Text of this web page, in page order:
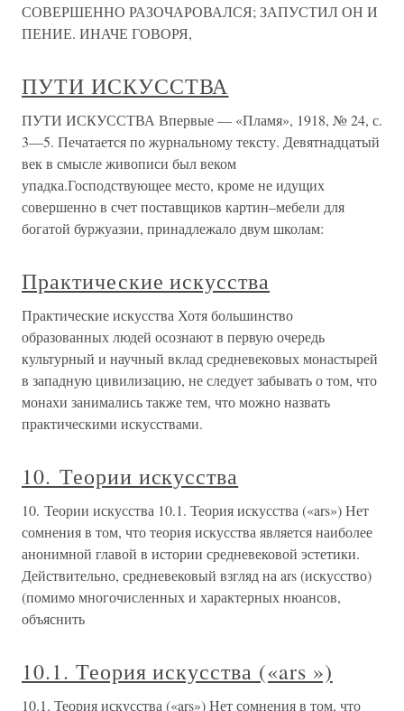
СОВЕРШЕННО РАЗОЧАРОВАЛСЯ; ЗАПУСТИЛ ОН И
ПЕНИЕ. ИНАЧЕ ГОВОРЯ,
ПУТИ ИСКУССТВА
ПУТИ ИСКУССТВА Впервые — «Пламя», 1918, № 24, с.
3—5. Печатается по журнальному тексту. Девятнадцатый
век в смысле живописи был веком
упадка.Господствующее место, кроме не идущих
совершенно в счет поставщиков картин–мебели для
богатой буржуазии, принадлежало двум школам:
Практические искусства
Практические искусства Хотя большинство
образованных людей осознают в первую очередь
культурный и научный вклад средневековых монастырей
в западную цивилизацию, не следует забывать о том, что
монахи занимались также тем, что можно назвать
практическими искусствами.
10. Теории искусства
10. Теории искусства 10.1. Теория искусства («ars») Нет
сомнения в том, что теория искусства является наиболее
анонимной главой в истории средневековой эстетики.
Действительно, средневековый взгляд на ars (искусство)
(помимо многочисленных и характерных нюансов,
объяснить
10.1. Теория искусства («ars »)
10.1. Теория искусства («ars») Нет сомнения в том, что